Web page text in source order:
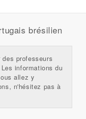
brésilien
professeurs
informations du
allez y
n'hésitez pas à